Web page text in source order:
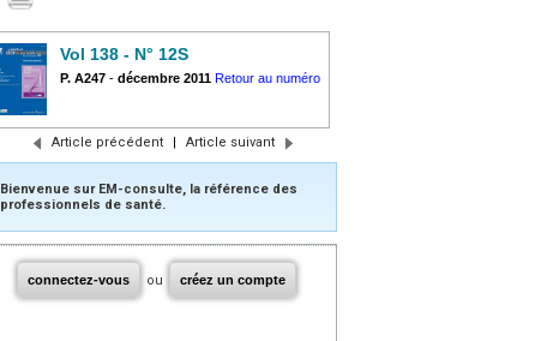
Vol 138 - N° 12S
P. A247 - décembre 2011 Retour au numéro
Article précédent | Article suivant
Bienvenue sur EM-consulte, la référence des
professionnels de santé.
connectez-vous ou créez un compte